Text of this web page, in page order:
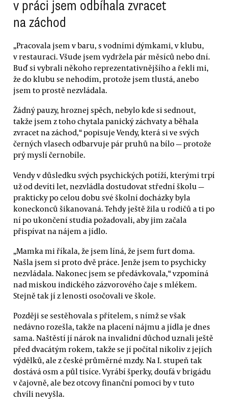
v práci jsem odbíhala zvracet
na záchod
„Pracovala jsem v baru, s vodními dýmkami, v klubu,
v restauraci. Všude jsem vydržela pár měsíců nebo dní.
Buď si vybrali někoho reprezentativnějšího a řekli mi,
že do klubu se nehodím, protože jsem tlustá, anebo
jsem to prostě nezvládala.
Žádný pauzy, hroznej spěch, nebylo kde si sednout,
takže jsem z toho chytala panický záchvaty a běhala
zvracet na záchod,“ popisuje Vendy, která si ve svých
černých vlasech odbarvuje pár pruhů na bílo — protože
prý myslí černobíle.
Vendy v důsledku svých psychických potíží, kterými trpí
už od devíti let, nezvládla dostudovat střední školu —
prakticky po celou dobu své školní docházky byla
koneckonců šikanovaná. Tehdy ještě žila u rodičů a ti po
ní po ukončení studia požadovali, aby jim začala
přispívat na nájem a jídlo.
„Mamka mi říkala, že jsem líná, že jsem furt doma.
Našla jsem si proto dvě práce. Jenže jsem to psychicky
nezvládala. Nakonec jsem se předávkovala,“ vzpomíná
nad miskou indického zázvorového čaje s mlékem.
Stejně tak jí z lenosti osočovali ve škole.
Později se sestěhovala s přítelem, s nímž se však
nedávno rozešla, takže na placení nájmu a jídla je dnes
sama. Naštěstí jí nárok na invalidní důchod uznali ještě
před dvacátým rokem, takže se jí počítal nikoliv z jejích
výdělků, ale z české průměrné mzdy. Na I. stupeň tak
dostává osm a půl tisíce. Vyrábí šperky, doufá v brigádu
v čajovně, ale bez otcovy finanční pomoci by v tuto
chvíli nevyšla.